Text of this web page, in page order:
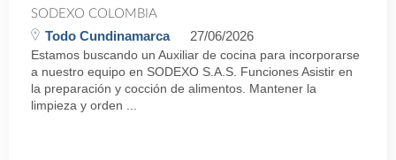
SODEXO COLOMBIA
Todo Cundinamarca 27/06/2026
Estamos buscando un Auxiliar de cocina para incorporarse
a nuestro equipo en SODEXO S.A.S. Funciones Asistir en
la preparación y cocción de alimentos. Mantener la
limpieza y orden ...